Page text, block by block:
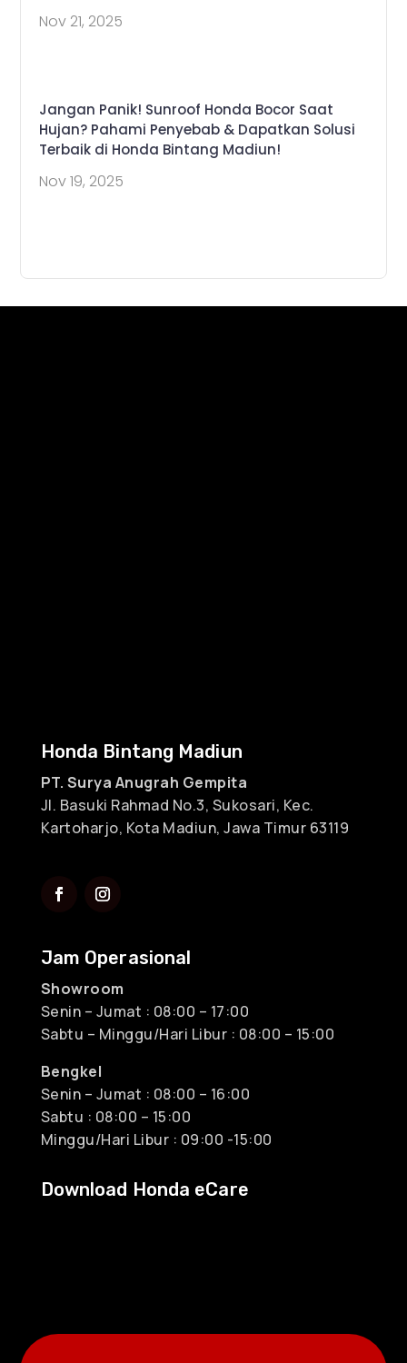
Nov 21, 2025
Jangan Panik! Sunroof Honda Bocor Saat
Hujan? Pahami Penyebab & Dapatkan Solusi
Terbaik di Honda Bintang Madiun!
Nov 19, 2025
Honda Bintang Madiun
PT. Surya Anugrah Gempita
Jl. Basuki Rahmad No.3, Sukosari, Kec.
Kartoharjo, Kota Madiun, Jawa Timur 63119
Jam Operasional
Showroom
Senin – Jumat : 08:00 – 17:00
Sabtu – Minggu/Hari Libur : 08:00 – 15:00
Bengkel
Senin – Jumat : 08:00 – 16:00
Sabtu : 08:00 – 15:00
Minggu/Hari Libur : 09:00 -15:00
Download Honda eCare